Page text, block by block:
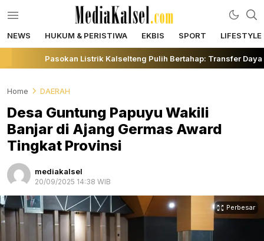
mediakalsel.com
Berita Update Banua
NEWS HUKUM & PERISTIWA EKBIS SPORT LIFESTYLE
Pasokan Listrik Kalselteng Pulih Bertahap: Transfer Daya
Home DAERAH
Desa Guntung Papuyu Wakili
Banjar di Ajang Germas Award
Tingkat Provinsi
mediakalsel
20/09/2025 14:38 WIB
Perbesar